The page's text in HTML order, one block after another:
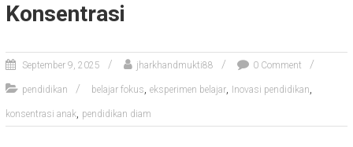
Konsentrasi
September 9, 2025 jharkhandmukti88 0 Comment
pendidikan belajar fokus, eksperimen belajar, Inovasi pendidikan,
konsentrasi anak, pendidikan diam